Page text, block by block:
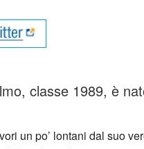
classe 1989, è
un po’ lontani dal suo